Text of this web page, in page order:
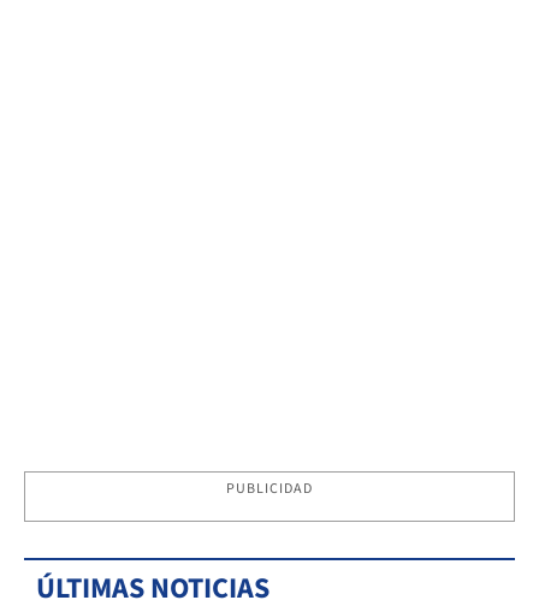
PUBLICIDAD
ÚLTIMAS NOTICIAS